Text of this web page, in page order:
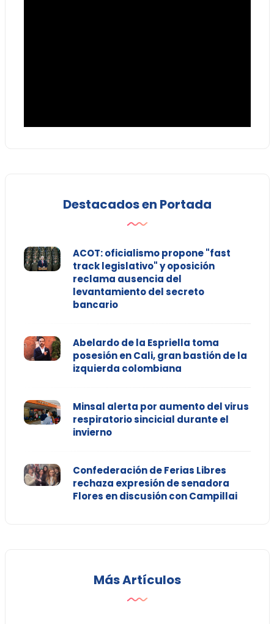
Destacados en Portada
ACOT: oficialismo propone "fast
track legislativo" y oposición
reclama ausencia del
levantamiento del secreto
bancario
Abelardo de la Espriella toma
posesión en Cali, gran bastión de la
izquierda colombiana
Minsal alerta por aumento del virus
respiratorio sincicial durante el
invierno
Confederación de Ferias Libres
rechaza expresión de senadora
Flores en discusión con Campillai
Más Artículos